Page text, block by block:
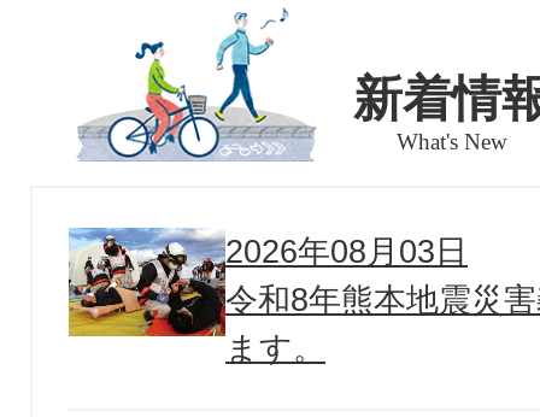
新着情
What's New
2026年08月03日
令和8年熊本地震災
ます。